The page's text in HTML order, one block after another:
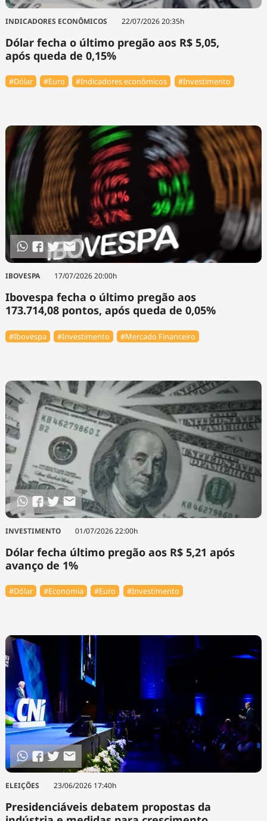
INDICADORES ECONÔMICOS 22/07/2026 20:35h
Dólar fecha o último pregão aos R$ 5,05,
após queda de 0,15%
#Dólar #Euro #Indicadores econômicos #Investimento
IBOVESPA 17/07/2026 20:00h
Ibovespa fecha o último pregão aos
173.714,08 pontos, após queda de 0,05%
#Ibovespa #Investimento #Mercado Financeiro
INVESTIMENTO 01/07/2026 22:00h
Dólar fecha último pregão aos R$ 5,21 após
avanço de 1%
#Dólar #Economia #Euro #Investimento
ELEIÇÕES 23/06/2026 17:40h
Presidenciáveis debatem propostas da